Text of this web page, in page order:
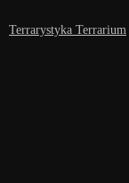
Terrarystyka Terrarium